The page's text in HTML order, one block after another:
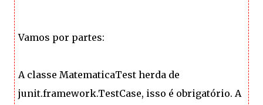
Vamos por partes:
A classe MatematicaTest herda de
junit.framework.TestCase, isso é obrigatório. A